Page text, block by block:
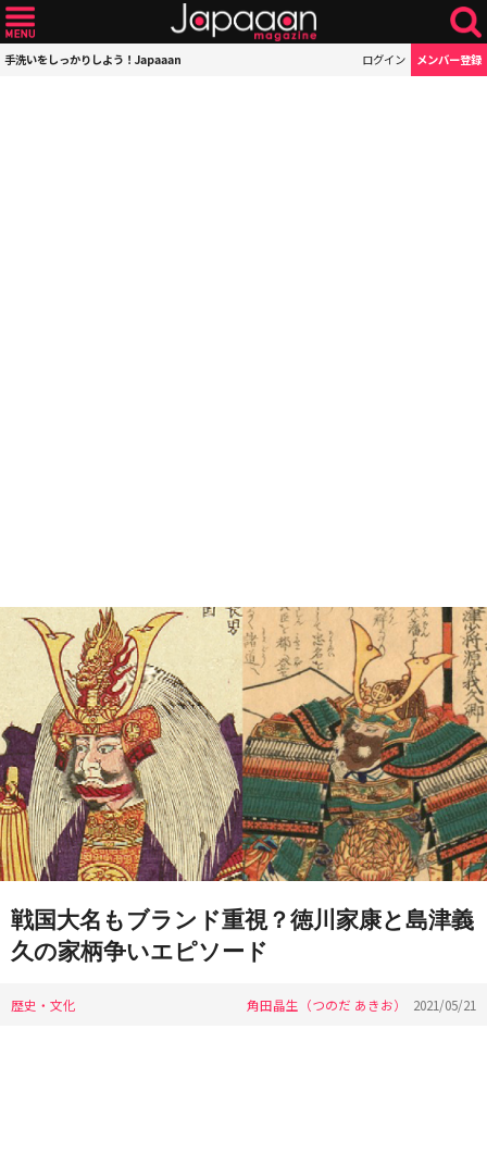
手洗いをしっかりしよう！Japaaan ログイン メンバー登録
戦国大名もブランド重視？徳川家康と島津義
久の家柄争いエピソード
歴史・文化 角田晶生（つのだ あきお） 2021/05/21